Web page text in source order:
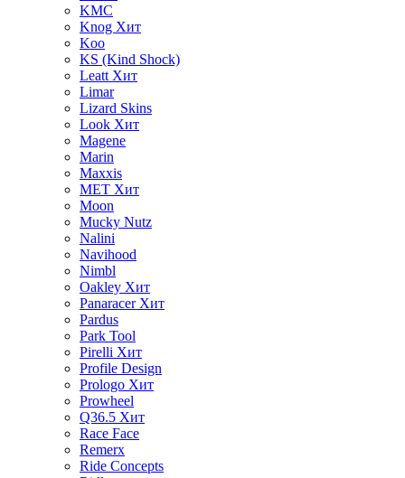
KMC
Knog Хит
Koo
KS (Kind Shock)
Leatt Хит
Limar
Lizard Skins
Look Хит
Magene
Marin
Maxxis
MET Хит
Moon
Mucky Nutz
Nalini
Navihood
Nimbl
Oakley Хит
Panaracer Хит
Pardus
Park Tool
Pirelli Хит
Profile Design
Prologo Хит
Prowheel
Q36.5 Хит
Race Face
Remerx
Ride Concepts